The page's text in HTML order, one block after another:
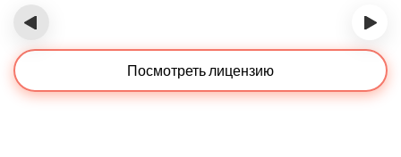
‹ ›
Посмотреть лицензию